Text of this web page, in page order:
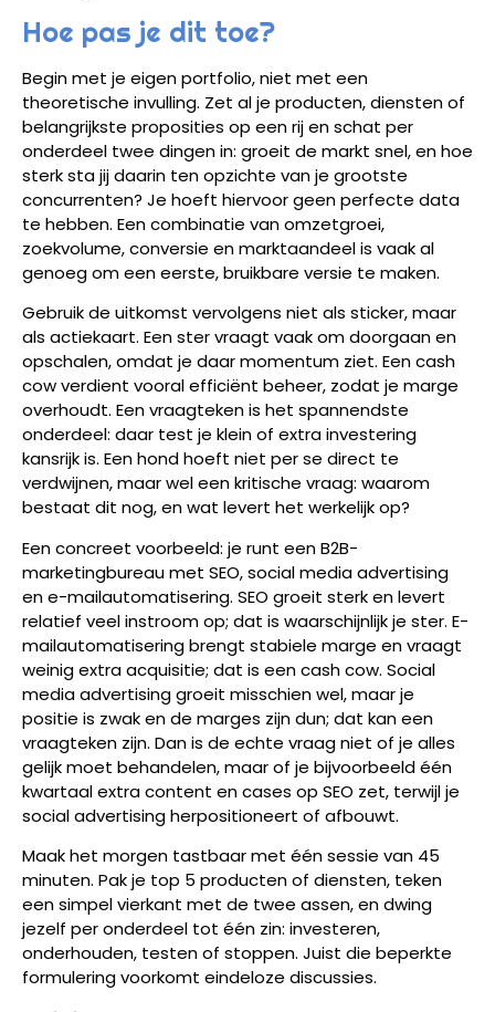
Hoe pas je dit toe?
Begin met je eigen portfolio, niet met een
theoretische invulling. Zet al je producten, diensten of
belangrijkste proposities op een rij en schat per
onderdeel twee dingen in: groeit de markt snel, en hoe
sterk sta jij daarin ten opzichte van je grootste
concurrenten? Je hoeft hiervoor geen perfecte data
te hebben. Een combinatie van omzetgroei,
zoekvolume, conversie en marktaandeel is vaak al
genoeg om een eerste, bruikbare versie te maken.
Gebruik de uitkomst vervolgens niet als sticker, maar
als actiekaart. Een ster vraagt vaak om doorgaan en
opschalen, omdat je daar momentum ziet. Een cash
cow verdient vooral efficiënt beheer, zodat je marge
overhoudt. Een vraagteken is het spannendste
onderdeel: daar test je klein of extra investering
kansrijk is. Een hond hoeft niet per se direct te
verdwijnen, maar wel een kritische vraag: waarom
bestaat dit nog, en wat levert het werkelijk op?
Een concreet voorbeeld: je runt een B2B-
marketingbureau met SEO, social media advertising
en e-mailautomatisering. SEO groeit sterk en levert
relatief veel instroom op; dat is waarschijnlijk je ster. E-
mailautomatisering brengt stabiele marge en vraagt
weinig extra acquisitie; dat is een cash cow. Social
media advertising groeit misschien wel, maar je
positie is zwak en de marges zijn dun; dat kan een
vraagteken zijn. Dan is de echte vraag niet of je alles
gelijk moet behandelen, maar of je bijvoorbeeld één
kwartaal extra content en cases op SEO zet, terwijl je
social advertising herpositioneert of afbouwt.
Maak het morgen tastbaar met één sessie van 45
minuten. Pak je top 5 producten of diensten, teken
een simpel vierkant met de twee assen, en dwing
jezelf per onderdeel tot één zin: investeren,
onderhouden, testen of stoppen. Juist die beperkte
formulering voorkomt eindeloze discussies.